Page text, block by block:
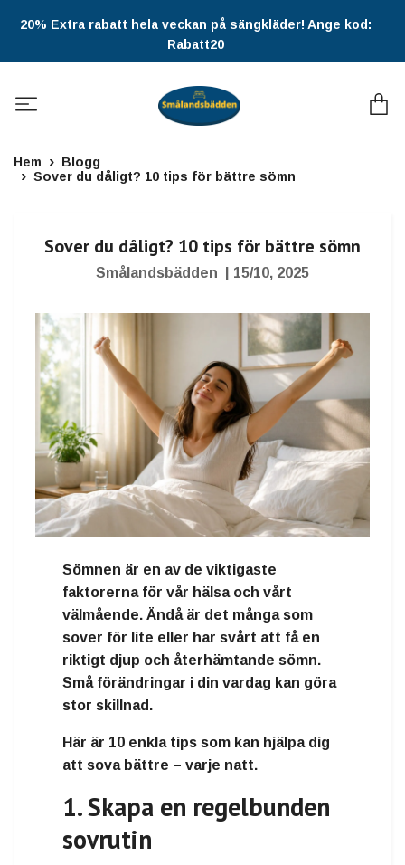
20% Extra rabatt hela veckan på sängkläder! Ange kod:
Rabatt20
Hem
Blogg
Sover du dåligt? 10 tips för bättre sömn
Sover du dåligt? 10 tips för bättre sömn
Smålandsbädden 15/10, 2025
Sömnen är en av de viktigaste
faktorerna för vår hälsa och vårt
välmående. Ändå är det många som
sover för lite eller har svårt att få en
riktigt djup och återhämtande sömn.
Små förändringar i din vardag kan göra
stor skillnad.
Här är 10 enkla tips som kan hjälpa dig
att sova bättre – varje natt.
1. Skapa en regelbunden
sovrutin